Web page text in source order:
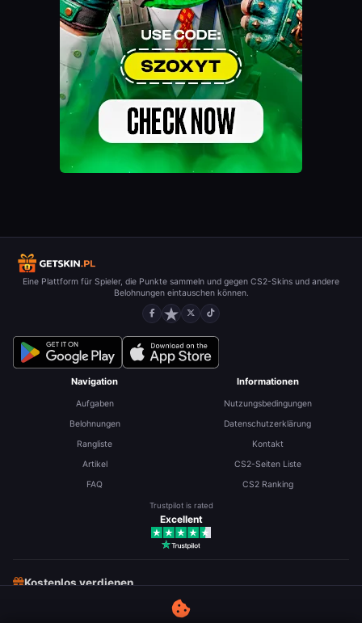
Eine Plattform für Spieler, die Punkte sammeln und gegen CS2-Skins und andere
Belohnungen eintauschen können.
Navigation
Aufgaben
Belohnungen
Rangliste
Artikel
FAQ
Informationen
Nutzungsbedingungen
Datenschutzerklärung
Kontakt
CS2-Seiten Liste
CS2 Ranking
Trustpilot is rated
Excellent
Kostenlos verdienen
Kostenlose Robux